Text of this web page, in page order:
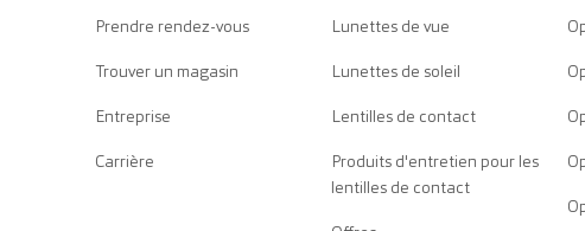
Prendre rendez-vous
Trouver un magasin
Entreprise
Carrière
Lunettes de vue
Lunettes de soleil
Lentilles de contact
Produits d'entretien pour les
lentilles de contact